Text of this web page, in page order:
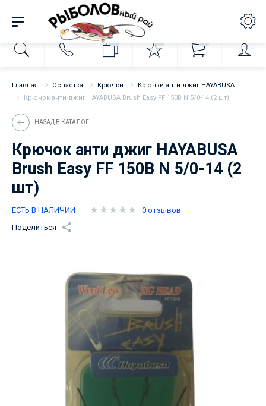
Главная Оснастка Крючки
Крючки анти джиг HAYABUSA
Крючок анти джиг HAYABUSA Brush Easy FF 150B N 5/0-14 (2 шт)
НАЗАД В КАТАЛОГ
Крючок анти джиг HAYABUSA
Brush Easy FF 150B N 5/0-14 (2
шт)
ЕСТЬ В НАЛИЧИИ
0 отзывов
Поделиться